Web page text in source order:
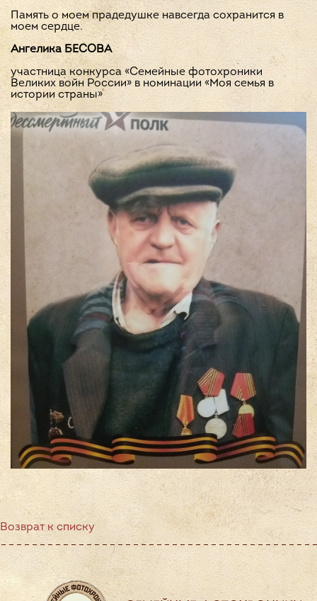
Память о моем прадедушке навсегда сохранится в
моем сердце.
Ангелика БЕСОВА
участница конкурса «Семейные фотохроники
Великих войн России» в номинации «Моя семья в
истории страны»
Возврат к списку